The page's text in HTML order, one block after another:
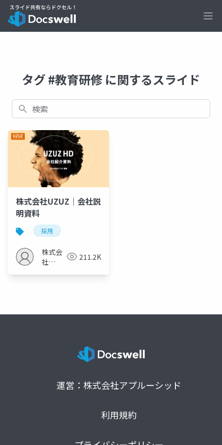
タグ #教育研修 に関するスライド
検索
株式会社UZUZ｜会社説
明資料
採用
株式会
社
211.2K
運営：株式会社アプルーシッド
利用規約